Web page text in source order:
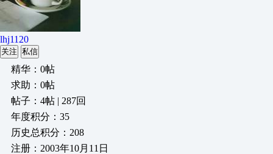
lhj1120
关注 私信
精华：0帖
求助：0帖
帖子：4帖 | 287回
年度积分：35
历史总积分：208
注册：2003年10月11日